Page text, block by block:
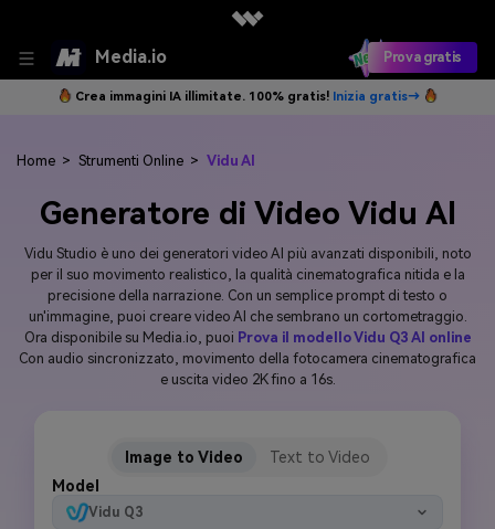
Media.io Prova gratis
Crea immagini IA illimitate. 100% gratis! Inizia gratis→
Home > Strumenti Online > Vidu AI
Generatore di Video Vidu AI
Vidu Studio è uno dei generatori video AI più avanzati disponibili, noto
per il suo movimento realistico, la qualità cinematografica nitida e la
precisione della narrazione. Con un semplice prompt di testo o
un'immagine, puoi creare video AI che sembrano un cortometraggio.
Ora disponibile su Media.io, puoi Prova il modello Vidu Q3 AI online
Con audio sincronizzato, movimento della fotocamera cinematografica
e uscita video 2K fino a 16s.
Image to Video
Text to Video
Model
Vidu Q3